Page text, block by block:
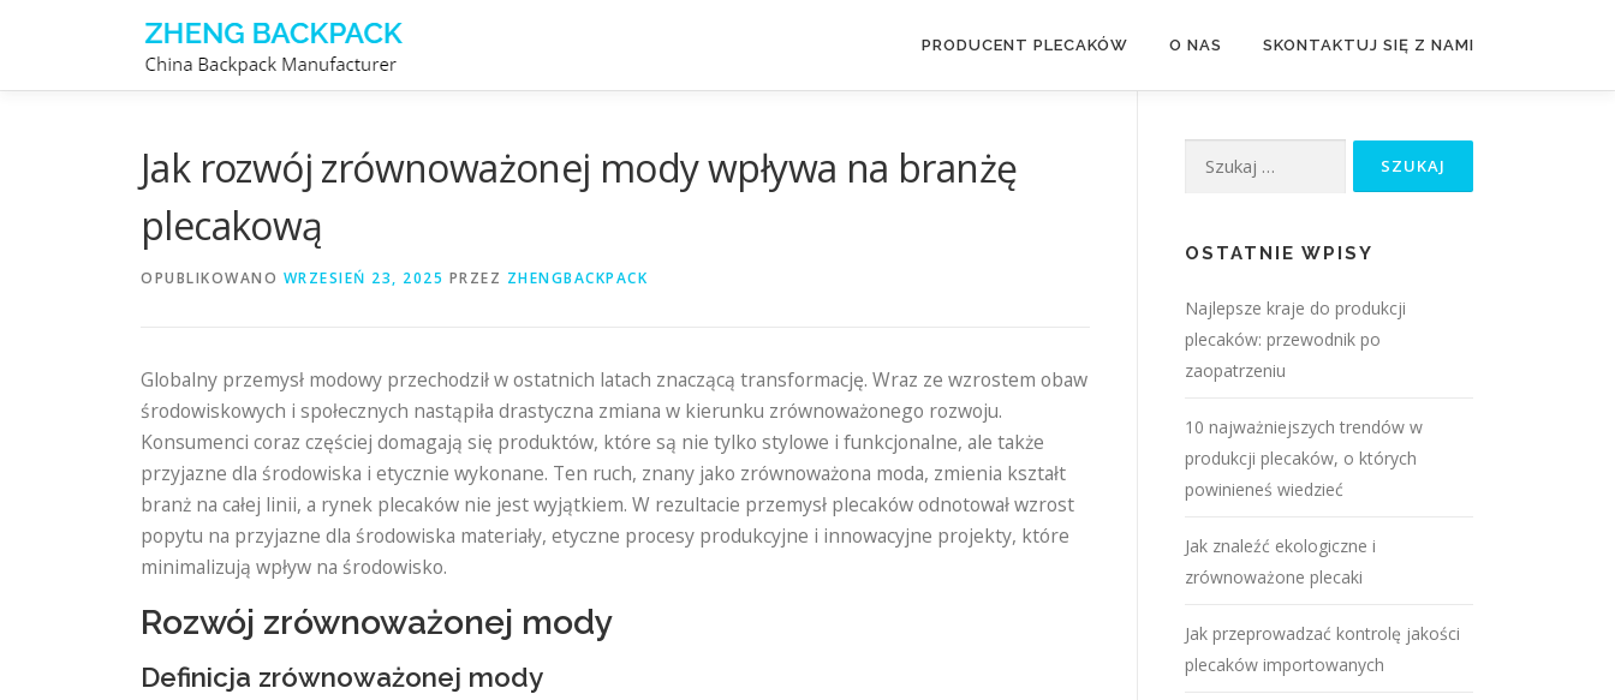
PRODUCENT PLECAKÓW O NAS SKONTAKTUJ SIĘ Z NAMI
Jak rozwój zrównoważonej mody wpływa na branżę
plecakową
OPUBLIKOWANO WRZESIEŃ 23, 2025 PRZEZ ZHENGBACKPACK
Globalny przemysł modowy przechodził w ostatnich latach znaczącą transformację. Wraz ze wzrostem obaw
środowiskowych i społecznych nastąpiła drastyczna zmiana w kierunku zrównoważonego rozwoju.
Konsumenci coraz częściej domagają się produktów, które są nie tylko stylowe i funkcjonalne, ale także
przyjazne dla środowiska i etycznie wykonane. Ten ruch, znany jako zrównoważona moda, zmienia kształt
branż na całej linii, a rynek plecaków nie jest wyjątkiem. W rezultacie przemysł plecaków odnotował wzrost
popytu na przyjazne dla środowiska materiały, etyczne procesy produkcyjne i innowacyjne projekty, które
minimalizują wpływ na środowisko.
Rozwój zrównoważonej mody
Definicja zrównoważonej mody
Szukaj:
OSTATNIE WPISY
Najlepsze kraje do produkcji
plecaków: przewodnik po
zaopatrzeniu
10 najważniejszych trendów w
produkcji plecaków, o których
powinieneś wiedzieć
Jak znaleźć ekologiczne i
zrównoważone plecaki
Jak przeprowadzać kontrolę jakości
plecaków importowanych